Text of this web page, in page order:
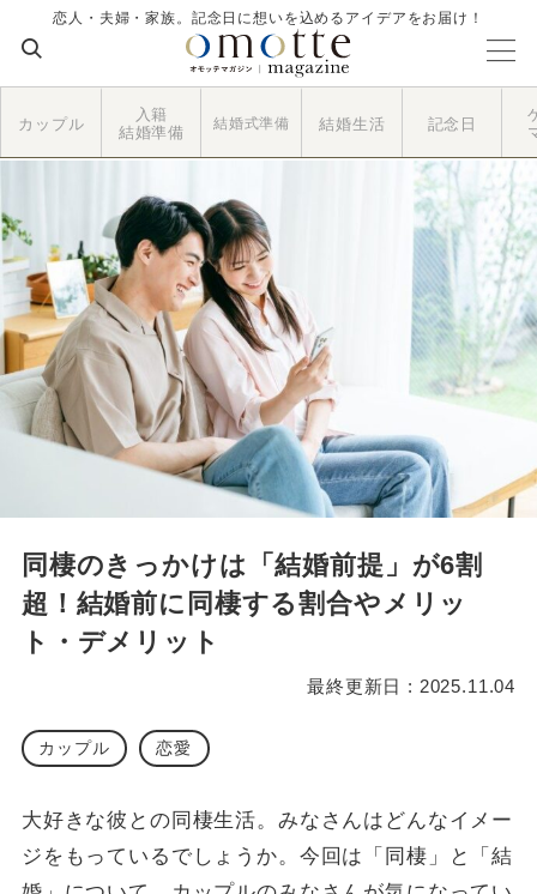
恋人・夫婦・家族。記念日に想いを込めるアイデアをお届け！
カップル
入籍
結婚準備
結婚式準備 結婚生活 記念日
同棲のきっかけは「結婚前提」が6割
超！結婚前に同棲する割合やメリッ
ト・デメリット
最終更新日 : 2025.11.04
カップル 恋愛
大好きな彼との同棲生活。みなさんはどんなイメー
ジをもっているでしょうか。今回は「同棲」と「結